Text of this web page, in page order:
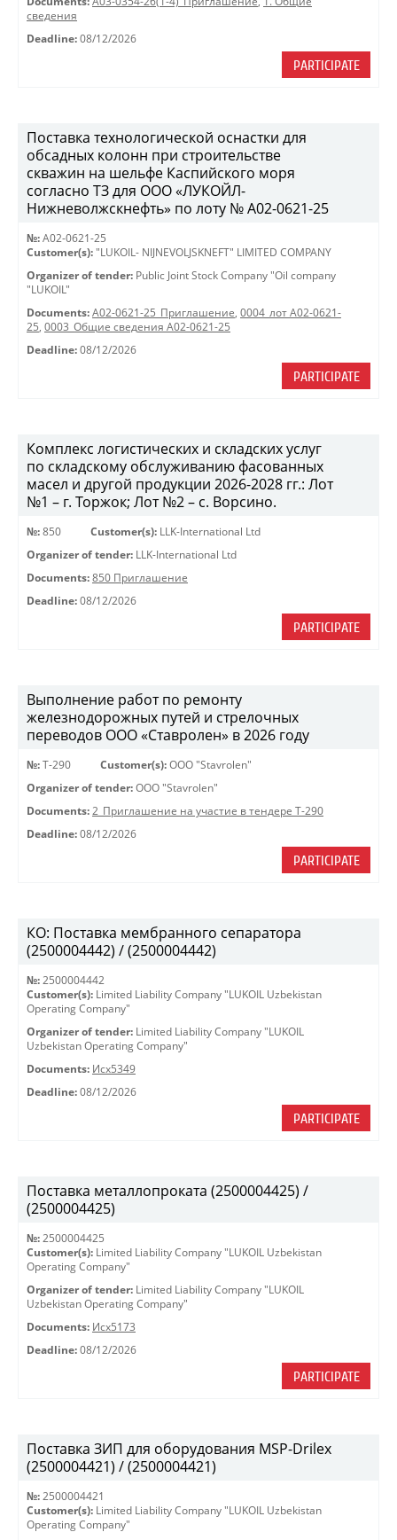
сведения
Deadline: 08/12/2026
PARTICIPATE
Поставка технологической оснастки для
обсадных колонн при строительстве
скважин на шельфе Каспийского моря
согласно ТЗ для ООО «ЛУКОЙЛ-
Нижневолжскнефть» по лоту № A02-0621-25
№: A02-0621-25
Customer(s): "LUKOIL- NIJNEVOLJSKNEFT" LIMITED COMPANY
Organizer of tender: Public Joint Stock Company "Oil company
"LUKOIL"
Documents: A02-0621-25_Приглашение, 0004_лот A02-0621-
25, 0003_Общие сведения A02-0621-25
Deadline: 08/12/2026
PARTICIPATE
Комплекс логистических и складских услуг
по складскому обслуживанию фасованных
масел и другой продукции 2026-2028 гг.: Лот
№1 – г. Торжок; Лот №2 – с. Ворсино.
№: 850 Customer(s): LLK-International Ltd
Organizer of tender: LLK-International Ltd
Documents: 850 Приглашение
Deadline: 08/12/2026
PARTICIPATE
Выполнение работ по ремонту
железнодорожных путей и стрелочных
переводов ООО «Ставролен» в 2026 году
№: Т-290 Customer(s): OOO "Stavrolen"
Organizer of tender: OOO "Stavrolen"
Documents: 2_Приглашение на участие в тендере Т-290
Deadline: 08/12/2026
PARTICIPATE
КО: Поставка мембранного сепаратора
(2500004442) / (2500004442)
№: 2500004442
Customer(s): Limited Liability Company "LUKOIL Uzbekistan
Operating Company"
Organizer of tender: Limited Liability Company "LUKOIL
Uzbekistan Operating Company"
Documents: Исх5349
Deadline: 08/12/2026
PARTICIPATE
Поставка металлопроката (2500004425) /
(2500004425)
№: 2500004425
Customer(s): Limited Liability Company "LUKOIL Uzbekistan
Operating Company"
Organizer of tender: Limited Liability Company "LUKOIL
Uzbekistan Operating Company"
Documents: Исх5173
Deadline: 08/12/2026
PARTICIPATE
Поставка ЗИП для оборудования MSP-Drilex
(2500004421) / (2500004421)
№: 2500004421
Customer(s): Limited Liability Company "LUKOIL Uzbekistan
Operating Company"